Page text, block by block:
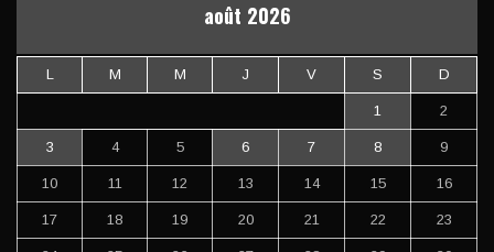
août 2026
L M M J V S D
1 2
3 4 5 6 7 8 9
10 11 12 13 14 15 16
17 18 19 20 21 22 23